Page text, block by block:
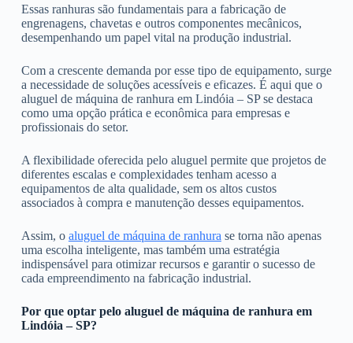
Essas ranhuras são fundamentais para a fabricação de
engrenagens, chavetas e outros componentes mecânicos,
desempenhando um papel vital na produção industrial.
Com a crescente demanda por esse tipo de equipamento, surge
a necessidade de soluções acessíveis e eficazes. É aqui que o
aluguel de máquina de ranhura em Lindóia – SP se destaca
como uma opção prática e econômica para empresas e
profissionais do setor.
A flexibilidade oferecida pelo aluguel permite que projetos de
diferentes escalas e complexidades tenham acesso a
equipamentos de alta qualidade, sem os altos custos
associados à compra e manutenção desses equipamentos.
Assim, o aluguel de máquina de ranhura se torna não apenas
uma escolha inteligente, mas também uma estratégia
indispensável para otimizar recursos e garantir o sucesso de
cada empreendimento na fabricação industrial.
Por que optar pelo aluguel de máquina de ranhura em
Lindóia – SP?